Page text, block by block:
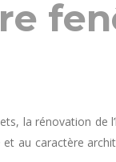
la rénovation de
et au caractère